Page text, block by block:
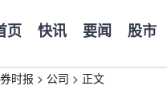
页 快讯 要闻 股市
时报 > 公司 > 正文